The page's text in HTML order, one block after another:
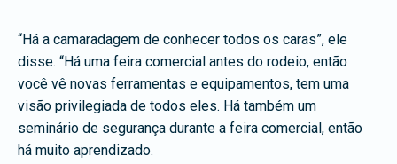
“Há a camaradagem de conhecer todos os caras”, ele
disse. “Há uma feira comercial antes do rodeio, então
você vê novas ferramentas e equipamentos, tem uma
visão privilegiada de todos eles. Há também um
seminário de segurança durante a feira comercial, então
há muito aprendizado.